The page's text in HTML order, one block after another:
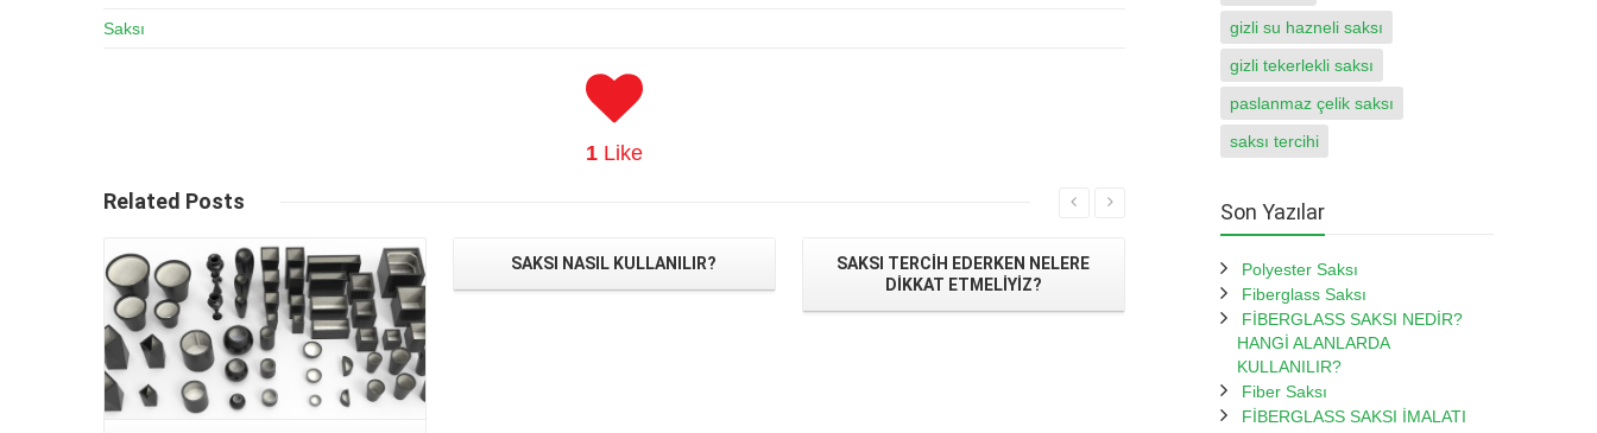
Saksı
1 Like
Related PostsRead More
SAKSI NASIL KULLANILIR?
SAKSI TERCİH EDERKEN NELERE
DİKKAT ETMELİYİZ?
gizli su hazneli saksı
gizli tekerlekli saksı
paslanmaz çelik saksı
saksı tercihi
Son Yazılar
Polyester Saksı
Fiberglass Saksı
FİBERGLASS SAKSI NEDİR?
HANGİ ALANLARDA
KULLANILIR?
Fiber Saksı
FİBERGLASS SAKSI İMALATI